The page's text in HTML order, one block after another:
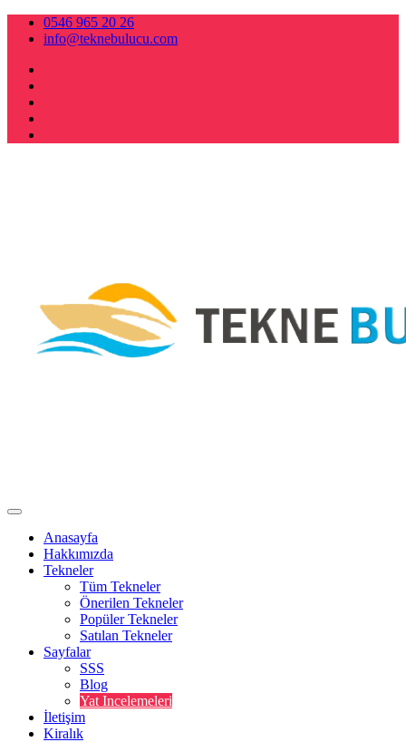
0546 965 20 26
info@teknebulucu.com
Anasayfa
Hakkımızda
Tekneler
Tüm Tekneler
Önerilen Tekneler
Popüler Tekneler
Satılan Tekneler
Sayfalar
SSS
Blog
Yat Incelemeleri
İletişim
Kiralık